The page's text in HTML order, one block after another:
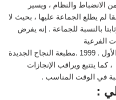
الانضباط والنظام ، ويسير
يطلع الجماعة عليها ، بحيث لا
بالنسبة للجماعة . إنه يفرض
الفرعية
( مجلة سيكلوجية التربية . العدد الأول . 1999 .مطبعة النجاح الجديدة
البيضاء . ص: 124 – 125 .) ، كما يتتبع ويراقب الإنجازات
في الوقت المناسب .